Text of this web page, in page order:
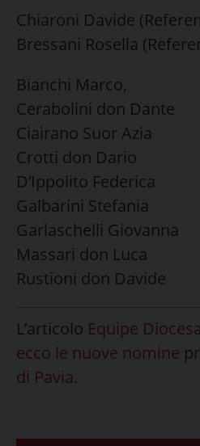
Chiaroni Davide
Bressani Rosella
Bianchi Marco,
Cerabolini don Dante
Ciairano Suor Azia
Crotti don Dario
D’Ippolito Federica
Galbarini Stefania
Garlaschelli Giovanna
Massari don Luca
Rustioni don Davide
L’articolo Equipe
ecco le nuove nomine
di Pavia.